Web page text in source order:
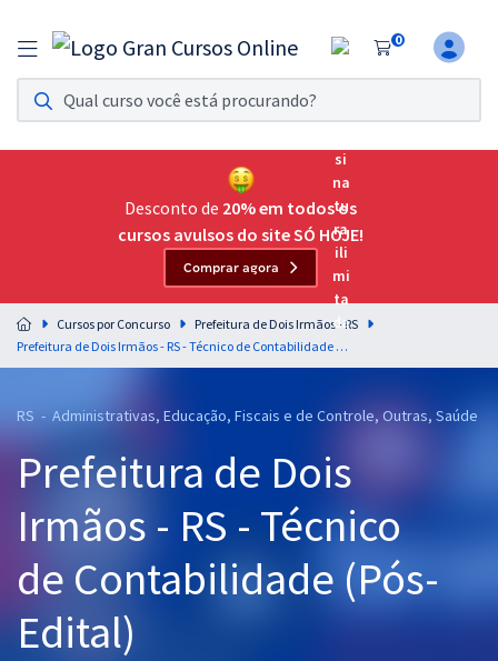
0
Assinatura Ilimitada 11
Acesso a todos os cursos. Teste grátis por 7 dias!
Assinatura OAB Até Passar
Acesso ilimitado a toda preparação para o Exame da
Residências Multiprofissionais
Preparação completa e intensiva para as principais
residências em saúde do Brasil
Cursos 20% OFF
Pós
Graduação
OAB
Desconto de 20% em todos os
cursos avulsos do site SÓ HOJE!
Comprar agora
Cursos por Concurso
Prefeitura de Dois Irmãos - RS
Prefeitura de Dois Irmãos - RS - Técnico de Contabilidade (Pós-Edital)
RS - Administrativas, Educação, Fiscais e de Controle, Outras, Saúde
Prefeitura de Dois
Irmãos - RS - Técnico
de Contabilidade (Pós-
Edital)